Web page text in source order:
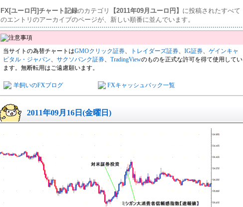
FX[ユーロ円]チャート記録のカテゴリ 【2011年09月ユーロ円】 に投稿されたすべて
のエントリのアーカイブのページが、新しい順番に並んでいます。
当サイトの為替チャートはGMOクリック証券、 トレイダーズ証券、 IG証券、 ゲインキャ
ピタル・ジャパン、 サクソバンク証券、 TradingViewのものを正式な許可を得て使用してい
ます。無断転用はご遠慮願います。
羊飼いのFXブログ FXキャッシュバック一覧
2011年09月16日(金曜日)